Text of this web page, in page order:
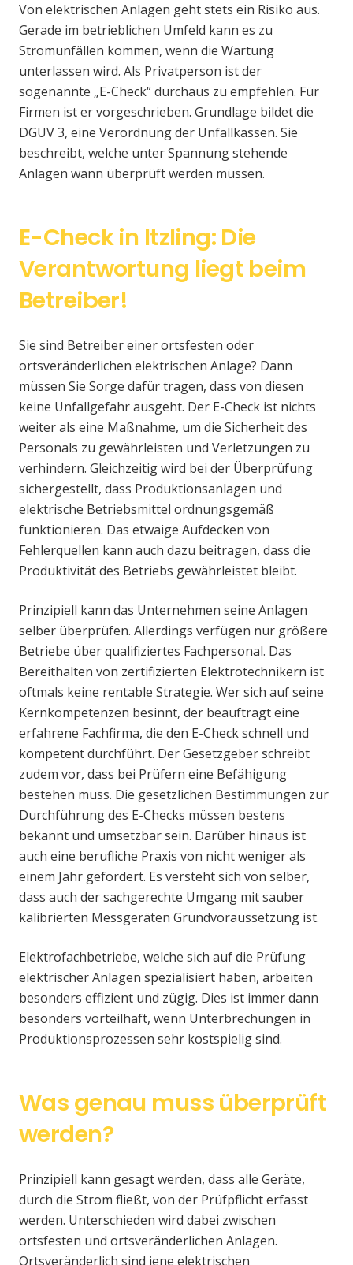
Von elektrischen Anlagen geht stets ein Risiko aus.
Gerade im betrieblichen Umfeld kann es zu
Stromunfällen kommen, wenn die Wartung
unterlassen wird. Als Privatperson ist der
sogenannte „E-Check“ durchaus zu empfehlen. Für
Firmen ist er vorgeschrieben. Grundlage bildet die
DGUV 3, eine Verordnung der Unfallkassen. Sie
beschreibt, welche unter Spannung stehende
Anlagen wann überprüft werden müssen.
E-Check in Itzling: Die
Verantwortung liegt beim
Betreiber!
Sie sind Betreiber einer ortsfesten oder
ortsveränderlichen elektrischen Anlage? Dann
müssen Sie Sorge dafür tragen, dass von diesen
keine Unfallgefahr ausgeht. Der E-Check ist nichts
weiter als eine Maßnahme, um die Sicherheit des
Personals zu gewährleisten und Verletzungen zu
verhindern. Gleichzeitig wird bei der Überprüfung
sichergestellt, dass Produktionsanlagen und
elektrische Betriebsmittel ordnungsgemäß
funktionieren. Das etwaige Aufdecken von
Fehlerquellen kann auch dazu beitragen, dass die
Produktivität des Betriebs gewährleistet bleibt.
Prinzipiell kann das Unternehmen seine Anlagen
selber überprüfen. Allerdings verfügen nur größere
Betriebe über qualifiziertes Fachpersonal. Das
Bereithalten von zertifizierten Elektrotechnikern ist
oftmals keine rentable Strategie. Wer sich auf seine
Kernkompetenzen besinnt, der beauftragt eine
erfahrene Fachfirma, die den E-Check schnell und
kompetent durchführt. Der Gesetzgeber schreibt
zudem vor, dass bei Prüfern eine Befähigung
bestehen muss. Die gesetzlichen Bestimmungen zur
Durchführung des E-Checks müssen bestens
bekannt und umsetzbar sein. Darüber hinaus ist
auch eine berufliche Praxis von nicht weniger als
einem Jahr gefordert. Es versteht sich von selber,
dass auch der sachgerechte Umgang mit sauber
kalibrierten Messgeräten Grundvoraussetzung ist.
Elektrofachbetriebe, welche sich auf die Prüfung
elektrischer Anlagen spezialisiert haben, arbeiten
besonders effizient und zügig. Dies ist immer dann
besonders vorteilhaft, wenn Unterbrechungen in
Produktionsprozessen sehr kostspielig sind.
Was genau muss überprüft
werden?
Prinzipiell kann gesagt werden, dass alle Geräte,
durch die Strom fließt, von der Prüfpflicht erfasst
werden. Unterschieden wird dabei zwischen
ortsfesten und ortsveränderlichen Anlagen.
Ortsveränderlich sind jene elektrischen